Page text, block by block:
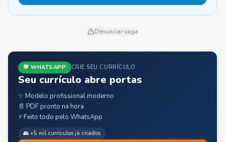
Denunciar vaga
💬 WHATSAPP CRIE SEU CURRÍCULO
Seu currículo abre portas
✨ Modelo profissional moderno
📄 PDF pronto na hora
⚡ Feito todo pelo WhatsApp
👥 +5 mil currículos já criados